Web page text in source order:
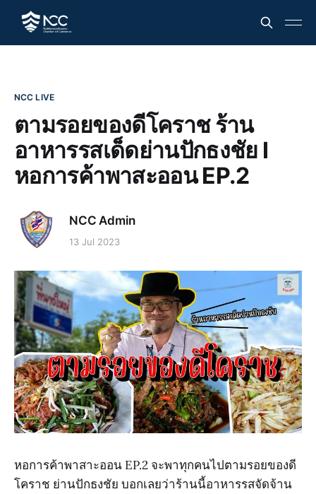
NCC LIVE
ตามรอยของดีโคราช ร้าน
อาหารรสเด็ดย่านปักธงชัย I
หอการค้าพาสะออน EP.2
NCC Admin
13 Jul 2023
หอการค้าพาสาะออน EP.2 จะพาทุกคนไปตามรอยของดี
โคราช ย่านปักธงชัย บอกเลยว่าร้านนี้อาหารรสจัดจ้าน